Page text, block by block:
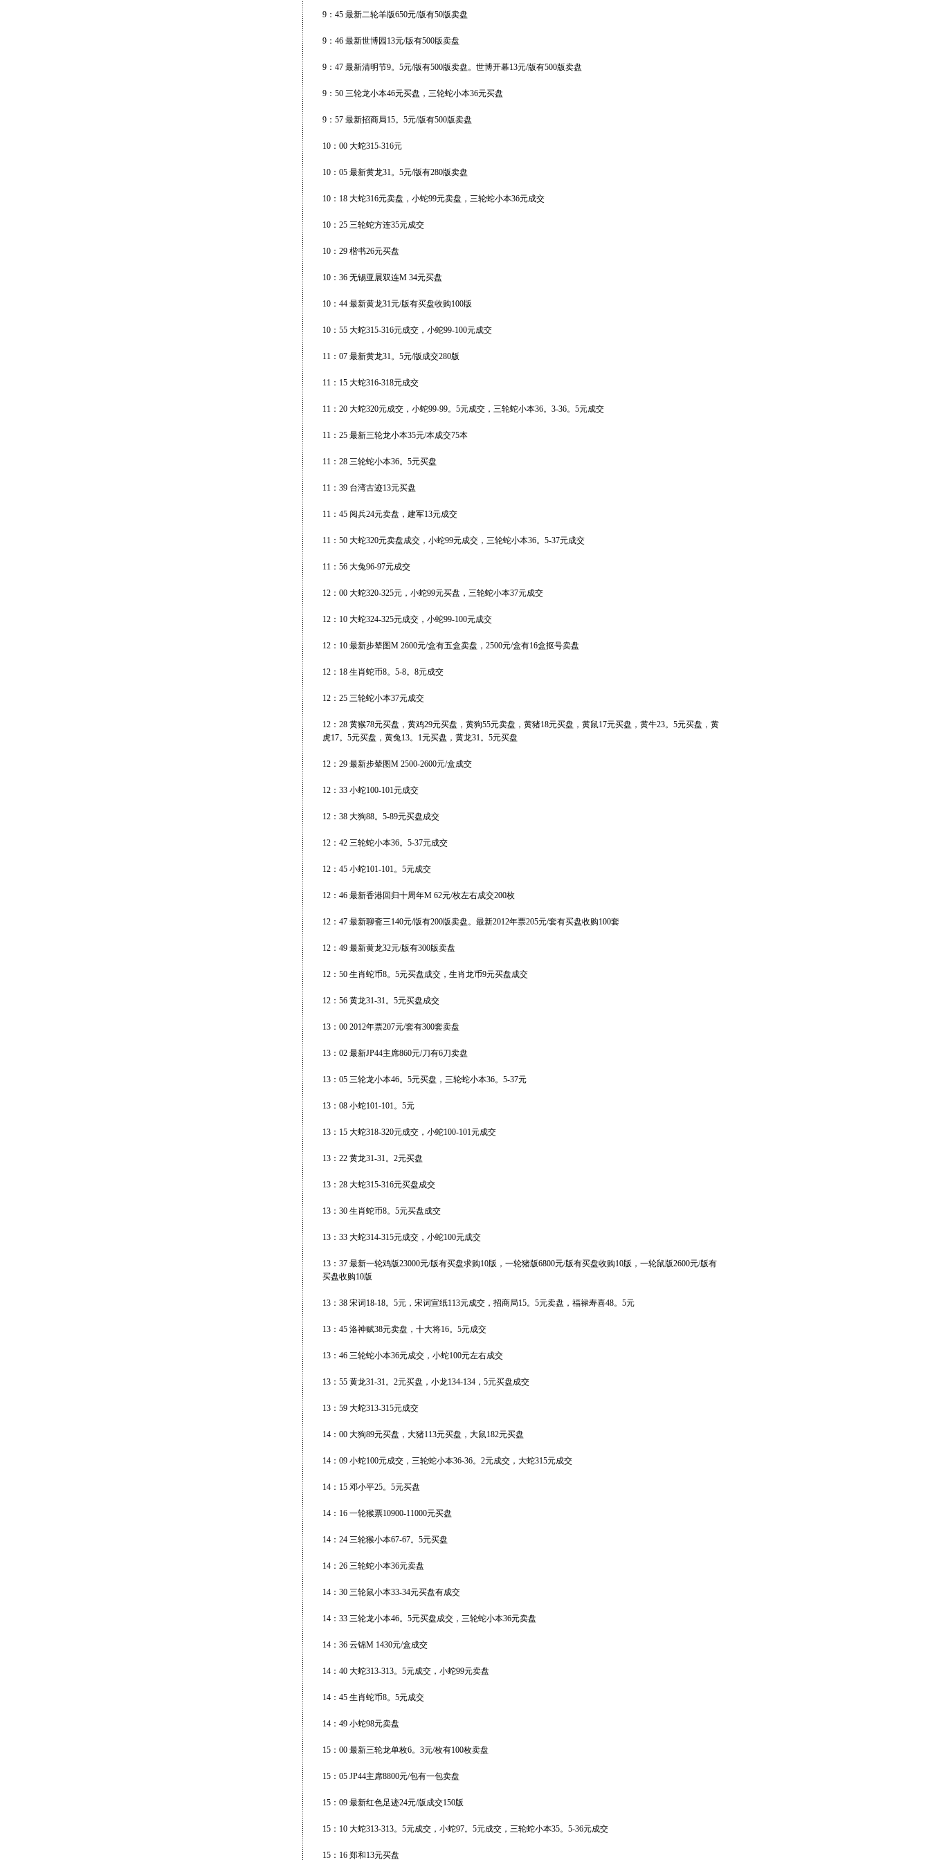
9：45 最新二轮羊版650元/版有50版卖盘
9：46 最新世博园13元/版有500版卖盘
9：47 最新清明节9。5元/版有500版卖盘。世博开幕13元/版有500版卖盘
9：50 三轮龙小本46元买盘，三轮蛇小本36元买盘
9：57 最新招商局15。5元/版有500版卖盘
10：00 大蛇315-316元
10：05 最新黄龙31。5元/版有280版卖盘
10：18 大蛇316元卖盘，小蛇99元卖盘，三轮蛇小本36元成交
10：25 三轮蛇方连35元成交
10：29 楷书26元买盘
10：36 无锡亚展双连M 34元买盘
10：44 最新黄龙31元/版有买盘收购100版
10：55 大蛇315-316元成交，小蛇99-100元成交
11：07 最新黄龙31。5元/版成交280版
11：15 大蛇316-318元成交
11：20 大蛇320元成交，小蛇99-99。5元成交，三轮蛇小本36。3-36。5元成交
11：25 最新三轮龙小本35元/本成交75本
11：28 三轮蛇小本36。5元买盘
11：39 台湾古迹13元买盘
11：45 阅兵24元卖盘，建军13元成交
11：50 大蛇320元卖盘成交，小蛇99元成交，三轮蛇小本36。5-37元成交
11：56 大兔96-97元成交
12：00 大蛇320-325元，小蛇99元买盘，三轮蛇小本37元成交
12：10 大蛇324-325元成交，小蛇99-100元成交
12：10 最新步辇图M 2600元/盒有五盒卖盘，2500元/盒有16盒抠号卖盘
12：18 生肖蛇币8。5-8。8元成交
12：25 三轮蛇小本37元成交
12：28 黄猴78元买盘，黄鸡29元买盘，黄狗55元卖盘，黄猪18元买盘，黄鼠17元买盘，黄牛23。5元买盘，黄
虎17。5元买盘，黄兔13。1元买盘，黄龙31。5元买盘
12：29 最新步辇图M 2500-2600元/盒成交
12：33 小蛇100-101元成交
12：38 大狗88。5-89元买盘成交
12：42 三轮蛇小本36。5-37元成交
12：45 小蛇101-101。5元成交
12：46 最新香港回归十周年M 62元/枚左右成交200枚
12：47 最新聊斋三140元/版有200版卖盘。最新2012年票205元/套有买盘收购100套
12：49 最新黄龙32元/版有300版卖盘
12：50 生肖蛇币8。5元买盘成交，生肖龙币9元买盘成交
12：56 黄龙31-31。5元买盘成交
13：00 2012年票207元/套有300套卖盘
13：02 最新JP44主席860元/刀有6刀卖盘
13：05 三轮龙小本46。5元买盘，三轮蛇小本36。5-37元
13：08 小蛇101-101。5元
13：15 大蛇318-320元成交，小蛇100-101元成交
13：22 黄龙31-31。2元买盘
13：28 大蛇315-316元买盘成交
13：30 生肖蛇币8。5元买盘成交
13：33 大蛇314-315元成交，小蛇100元成交
13：37 最新一轮鸡版23000元/版有买盘求购10版，一轮猪版6800元/版有买盘收购10版，一轮鼠版2600元/版有
买盘收购10版
13：38 宋词18-18。5元，宋词宣纸113元成交，招商局15。5元卖盘，福禄寿喜48。5元
13：45 洛神赋38元卖盘，十大将16。5元成交
13：46 三轮蛇小本36元成交，小蛇100元左右成交
13：55 黄龙31-31。2元买盘，小龙134-134，5元买盘成交
13：59 大蛇313-315元成交
14：00 大狗89元买盘，大猪113元买盘，大鼠182元买盘
14：09 小蛇100元成交，三轮蛇小本36-36。2元成交，大蛇315元成交
14：15 邓小平25。5元买盘
14：16 一轮猴票10900-11000元买盘
14：24 三轮猴小本67-67。5元买盘
14：26 三轮蛇小本36元卖盘
14：30 三轮鼠小本33-34元买盘有成交
14：33 三轮龙小本46。5元买盘成交，三轮蛇小本36元卖盘
14：36 云锦M 1430元/盒成交
14：40 大蛇313-313。5元成交，小蛇99元卖盘
14：45 生肖蛇币8。5元成交
14：49 小蛇98元卖盘
15：00 最新三轮龙单枚6。3元/枚有100枚卖盘
15：05 JP44主席8800元/包有一包卖盘
15：09 最新红色足迹24元/版成交150版
15：10 大蛇313-313。5元成交，小蛇97。5元成交，三轮蛇小本35。5-36元成交
15：16 郑和13元买盘